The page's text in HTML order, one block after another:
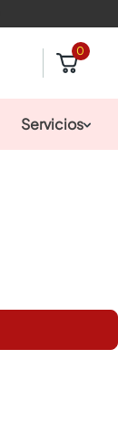
0
Servicios